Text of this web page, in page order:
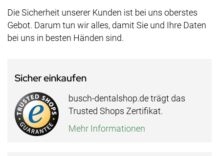
Die Sicherheit unserer Kunden ist bei uns oberstes
Gebot. Darum tun wir alles, damit Sie und Ihre Daten
bei uns in besten Händen sind.
Sicher einkaufen
busch-dentalshop.de trägt das
Trusted Shops Zertifikat.
Mehr Informationen